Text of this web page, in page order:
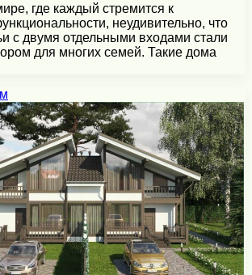
где каждый стремится к
неудивительно, что
с двумя отдельными входами стали
для многих семей. Такие дома